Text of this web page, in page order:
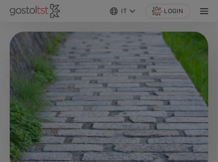
IT LOGIN